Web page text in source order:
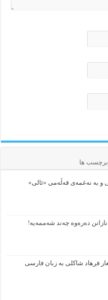
برچسب ها
و به نەغمەی قەڵەمی «ئالی»
دەرەوە چەند شەممەیە!
فرهاد شاکلی به زبان فارسی